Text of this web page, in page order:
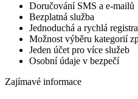
Doručování SMS a e-mailů
Bezplatná služba
Jednoduchá a rychlá
Možnost výběru kategorií
Jeden účet pro více služeb
Osobní údaje v bezpečí
Zajímavé informace